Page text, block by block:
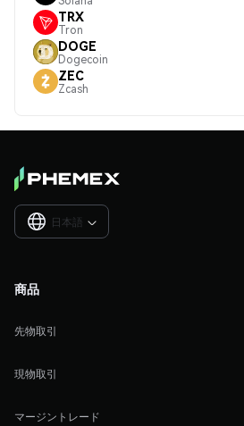
TRX
Tron
DOGE
Dogecoin
ZEC
Zcash
日本語 
商品
先物取引
現物取引
マージントレード